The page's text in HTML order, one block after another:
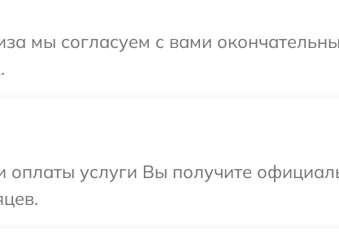
мы согласуем с вами
оплаты услуги Вы получите